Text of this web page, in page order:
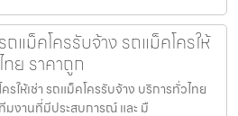
ถแม็คโครรับจ้าง รถแม็คโครให้
ย ราคาถูก
รให้เช่า รถแม็คโครรับจ้าง บริการทั่วไทย
มงานที่มีประสบการณ์ และ มื